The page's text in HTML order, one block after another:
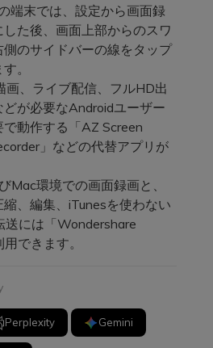
末では、設定から画面録
た後、画面上部からのスワ
のサイドバーの線をタップ
。
、ライブ配信、フルHD出
が必要なAndroidユーザー
動作する「AZ Screen
」などの代替アプリが
環境での画面録画と、
、編集、iTunesを使わない
送には「Wondershare
できます。
Perplexity Gemini